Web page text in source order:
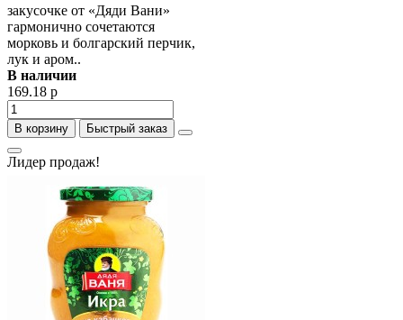
закусочке от «Дяди Вани»
гармонично сочетаются
морковь и болгарский перчик,
лук и аром..
В наличии
169.18 р
В корзину Быстрый заказ
Лидер продаж!